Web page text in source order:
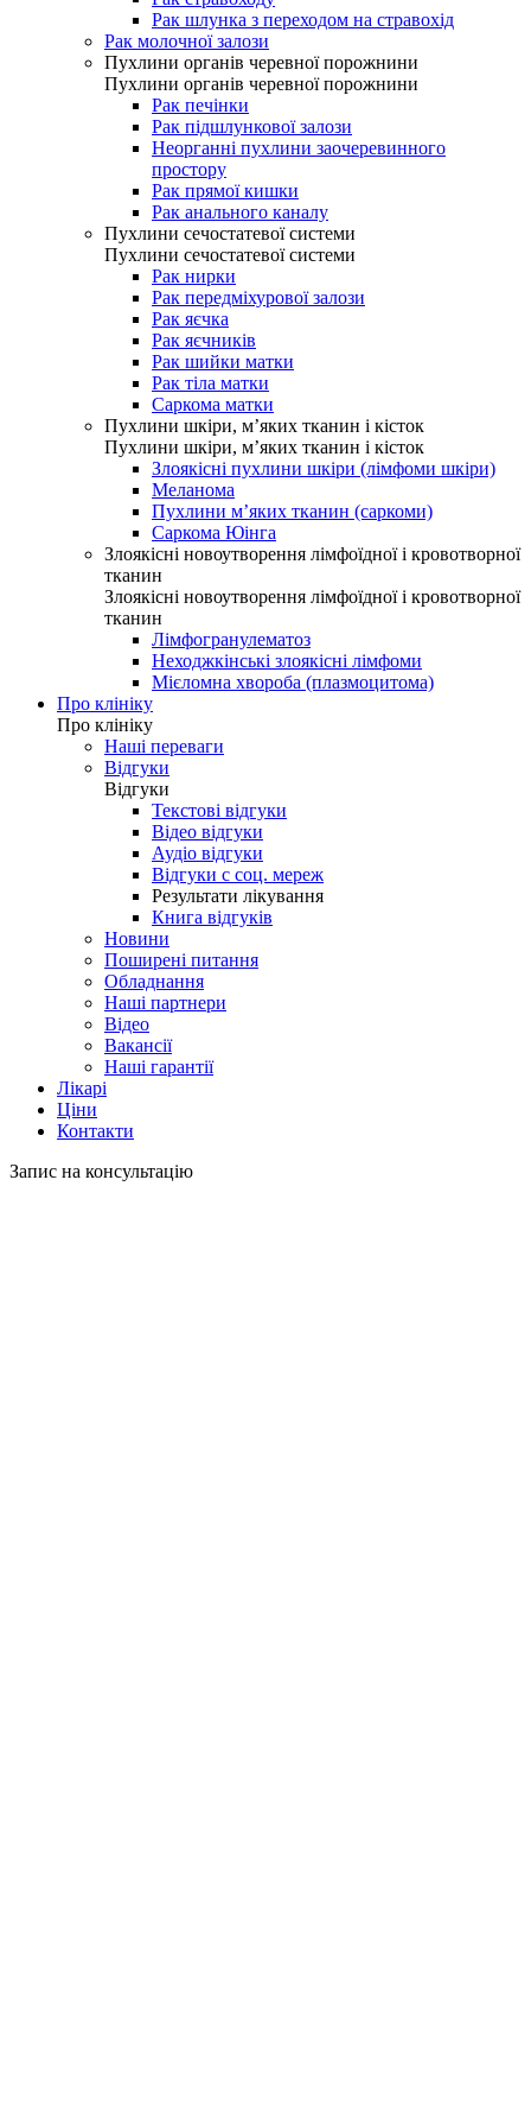
Рак шлунка з переходом на стравохід
Рак молочної залози
Пухлини органів черевної порожнини
Пухлини органів черевної порожнини
Рак печінки
Рак підшлункової залози
Неорганні пухлини заочеревинного
простору
Рак прямої кишки
Рак анального каналу
Пухлини сечостатевої системи
Пухлини сечостатевої системи
Рак нирки
Рак передміхурової залози
Рак яєчка
Рак яєчників
Рак шийки матки
Рак тіла матки
Саркома матки
Пухлини шкіри, м’яких тканин і кісток
Пухлини шкіри, м’яких тканин і кісток
Злоякісні пухлини шкіри (лімфоми шкіри)
Меланома
Пухлини м’яких тканин (саркоми)
Саркома Юінга
Злоякісні новоутворення лімфоїдної і кровотворної
тканин
Злоякісні новоутворення лімфоїдної і кровотворної
тканин
Лімфогранулематоз
Неходжкінські злоякісні лімфоми
Мієломна хвороба (плазмоцитома)
Про клініку
Про клініку
Наші переваги
Відгуки
Відгуки
Текстові відгуки
Відео відгуки
Аудіо відгуки
Відгуки с соц. мереж
Результати лікування
Книга відгуків
Новини
Поширені питання
Обладнання
Наші партнери
Відео
Вакансії
Наші гарантії
Лікарі
Ціни
Контакти
Запис на консультацію